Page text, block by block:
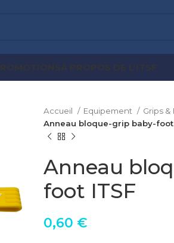
À PROPOS DE L’ITSF
Accueil Equipement
Grips
Anneau bloque-grip baby-foot
Anneau
foot ITSF
0,60 €